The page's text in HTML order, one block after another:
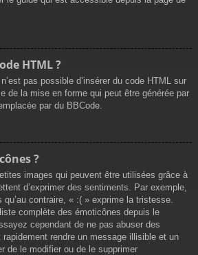
HTML ?
pas possible d’insérer du code HTML sur
de la mise en forme qui peut être générée par
par du BBCode.
?
images qui peuvent être utilisées grâce à
d’exprimer des sentiments. Par exemple,
contraire, « :( » exprime la tristesse.
complète des émoticônes depuis le
cependant de ne pas abuser des
rendre un message illisible et un
de le modifier ou de le supprimer